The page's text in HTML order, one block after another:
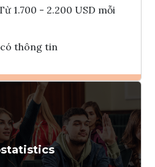
1.700 - 2.200 USD mỗi
thông tin
Ghi danh
Tham vấn Interlink